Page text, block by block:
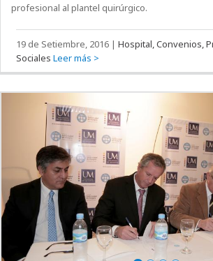
profesional al plantel quirúrgico.
19 de Setiembre, 2016 |Hospital, Convenios,
Sociales Leer más >